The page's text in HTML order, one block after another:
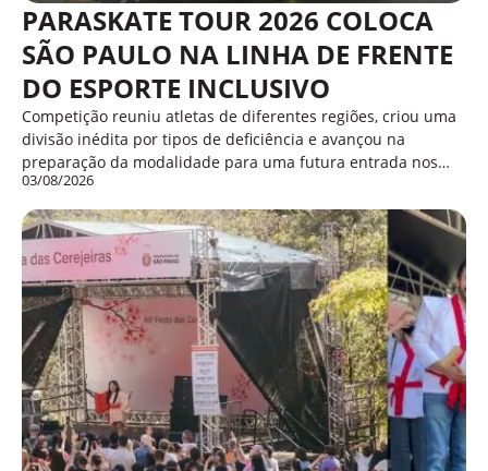
PARASKATE TOUR 2026 COLOCA
SÃO PAULO NA LINHA DE FRENTE
DO ESPORTE INCLUSIVO
Competição reuniu atletas de diferentes regiões, criou uma
divisão inédita por tipos de deficiência e avançou na
preparação da modalidade para uma futura entrada nos…
03/08/2026